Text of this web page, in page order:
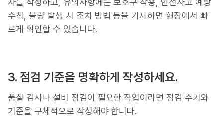
수칙, 불량 발생 시 조치 방법 등을 기재하면 현장에서 빠
르게 확인할 수 있습니다.
3. 점검 기준을 명확하게 작성하세요.
품질 검사나 설비 점검이 필요한 작업이라면 점검 주기와
기준을 구체적으로 작성해야 합니다.